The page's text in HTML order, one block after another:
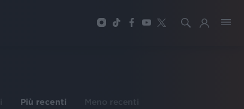
Più recenti Meno recenti